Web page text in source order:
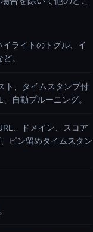
ライトのトグル、イ
。
ト、タイムスタンプ付
自動プルーニング。
、ドメイン、スコア
ピン留めタイムスタン